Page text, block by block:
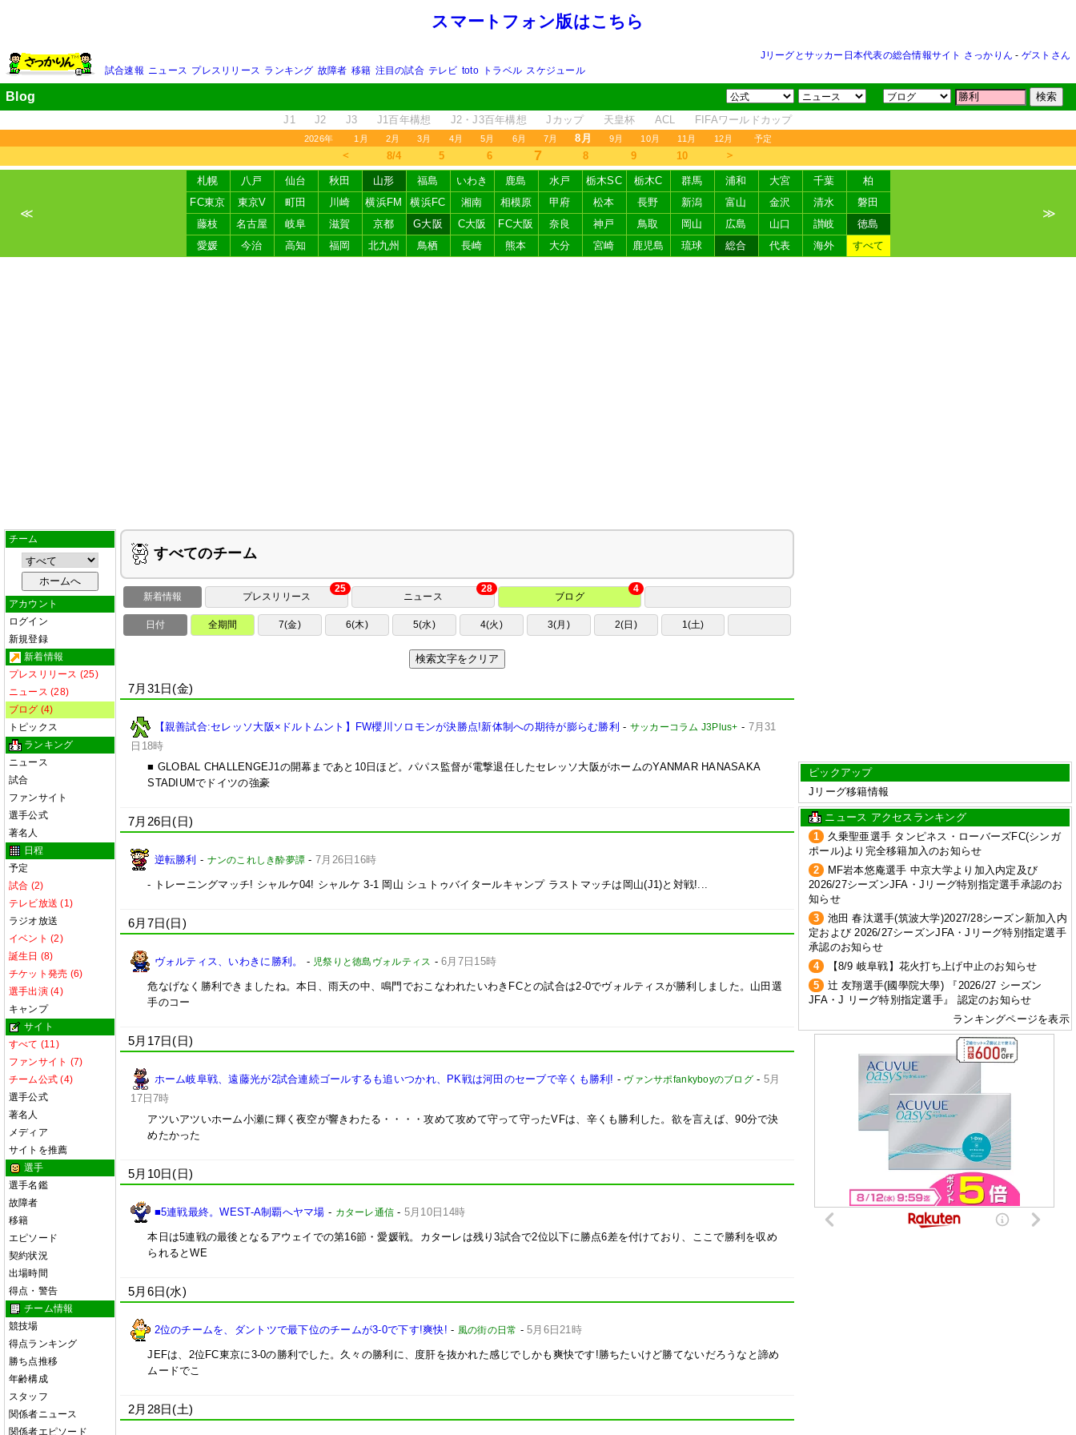
スマートフォン版はこちら
Jリーグとサッカー日本代表の総合情報サイト さっかりん - ゲストさん
試合速報 ニュース プレスリリース ランキング 故障者 移籍 注目の試合 テレビ toto トラベル スケジュール
Blog
J1 J2 J3 J1百年構想 J2・J3百年構想 Jカップ 天皇杯 ACL FIFAワールドカップ
2026年 1月 2月 3月 4月 5月 6月 7月 8月 9月 10月 11月 12月 予定
＜ 8/4 5 6 7 8 9 10 ＞
≪
札幌 八戸 仙台 秋田 山形 福島 いわき 鹿島 水戸 栃木SC 栃木C 群馬 浦和 大宮 千葉
柏
FC東京
東京V 町田 川崎 横浜FM 横浜FC 湘南 相模原 甲府 松本 長野 新潟 富山 金沢 清水
磐田
藤枝
名古屋 岐阜 滋賀 京都 G大阪 C大阪 FC大阪 奈良 神戸 鳥取 岡山 広島 山口 讃岐
徳島
愛媛
今治 高知 福岡 北九州 鳥栖 長崎 熊本 大分 宮崎 鹿児島 琉球 総合 代表 海外 すべて
≫
チーム
アカウント
ログイン
新規登録
新着情報
プレスリリース (25)
ニュース (28)
ブログ (4)
トピックス
ランキング
ニュース
試合
ファンサイト
選手公式
著名人
日程
予定
試合 (2)
テレビ放送 (1)
ラジオ放送
イベント (2)
誕生日 (8)
チケット発売 (6)
選手出演 (4)
キャンプ
サイト
すべて (11)
ファンサイト (7)
チーム公式 (4)
選手公式
著名人
メディア
サイトを推薦
選手
選手名鑑
故障者
移籍
エピソード
契約状況
出場時間
得点・警告
チーム情報
競技場
得点ランキング
勝ち点推移
年齢構成
スタッフ
関係者ニュース
関係者エピソード
すべてのチーム
新着情報
25
プレスリリース
28
ニュース
4
ブログ
日付 全期間 7(金) 6(木) 5(水) 4(火) 3(月) 2(日) 1(土)
検索文字をクリア
7月31日(金)
【親善試合:セレッソ大阪×ドルトムント】FW櫻川ソロモンが決勝点!新体制への期待が膨らむ勝利 - サッカーコラム J3Plus+ - 7月31
日18時
■ GLOBAL CHALLENGEJ1の開幕まであと10日ほど。パパス監督が電撃退任したセレッソ大阪がホームのYANMAR HANASAKA
STADIUMでドイツの強豪
7月26日(日)
逆転勝利 - ナンのこれしき酔夢譚 - 7月26日16時
- トレーニングマッチ! シャルケ04! シャルケ 3-1 岡山 シュトゥバイタールキャンプ ラストマッチは岡山(J1)と対戦!...
6月7日(日)
ヴォルティス、いわきに勝利。 - 児祭りと徳島ヴォルティス -6月7日15時
危なげなく勝利できましたね。本日、雨天の中、鳴門でおこなわれたいわきFCとの試合は2-0でヴォルティスが勝利しました。山田選
手のコー
5月17日(日)
ホーム岐阜戦、遠藤光が2試合連続ゴールするも追いつかれ、PK戦は河田のセーブで辛くも勝利! - ヴァンサポfankyboyのブログ- 5月
17日7時
アツいアツいホーム小瀬に輝く夜空が響きわたる・・・・攻めて攻めて守って守ったVFは、辛くも勝利した。欲を言えば、90分で決
めたかった
5月10日(日)
■5連戦最終。WEST-A制覇へヤマ場 - カターレ通信 - 5月10日14時
本日は5連戦の最後となるアウェイでの第16節・愛媛戦。カターレは残り3試合で2位以下に勝点6差を付けており、ここで勝利を収め
られるとWE
5月6日(水)
2位のチームを、ダントツで最下位のチームが3-0で下す!爽快! - 風の街の日常 -5月6日21時
JEFは、2位FC東京に3-0の勝利でした。久々の勝利に、度肝を抜かれた感じでしかも爽快です!勝ちたいけど勝てないだろうなと諦め
ムードでこ
2月28日(土)
ピックアップ
Jリーグ移籍情報
ニュース アクセスランキング
1
久乗聖亜選手 タンピネス・ローバーズFC(シンガ
ポール)より完全移籍加入のお知らせ
2
MF岩本悠庵選手 中京大学より加入内定及び
2026/27シーズンJFA・Jリーグ特別指定選手承認のお
知らせ
3
池田 春汰選手(筑波大学)2027/28シーズン新加入内
定および 2026/27シーズンJFA・Jリーグ特別指定選手
承認のお知らせ
4
【8/9 岐阜戦】花火打ち上げ中止のお知らせ
5
辻 友翔選手(國學院大學) 『2026/27 シーズン
JFA・J リーグ特別指定選手』 認定のお知らせ
ランキングページを表示